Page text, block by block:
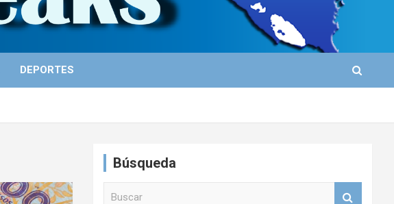
DEPORTES
Búsqueda